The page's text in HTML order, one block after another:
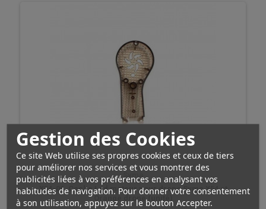
Gestion des Cookies
Ce site Web utilise ses propres cookies et ceux de tiers
pour améliorer nos services et vous montrer des
publicités liées à vos préférences en analysant vos
habitudes de navigation. Pour donner votre consentement
à son utilisation, appuyez sur le bouton Accepter.
X54-06, Cache Led moteur pour drone Syma X54 et
Orange drone (unité)